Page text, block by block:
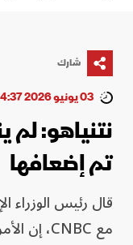
شارك
03 يونيو 2026 14:37
نتنياهو: لم
تم إضعافها
قال ​رئيس ⁠الوزراء
​مع CNBC، إن الأمر لم ​ينته ⁠مع ​إيران ⁠لكن ‌تم إضعافها.